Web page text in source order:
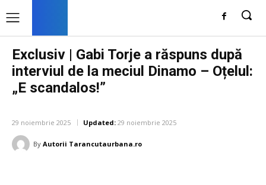
Exclusiv | Gabi Torje a răspuns după
interviul de la meciul Dinamo – Oțelul:
„E scandalos!”
29 noiembrie 2025 Updated: 29 noiembrie 2025
By Autorii Tarancutaurbana.ro